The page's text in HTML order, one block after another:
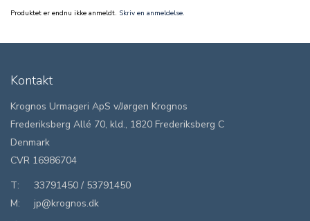
Produktet er endnu ikke anmeldt. Skriv en anmeldelse.
Kontakt
Krognos Urmageri ApS v/Jørgen Krognos
Frederiksberg Allé 70, kld., 1820 Frederiksberg C
Denmark
CVR 16986704
T:
33791450 / 53791450
M:
jp@krognos.dk